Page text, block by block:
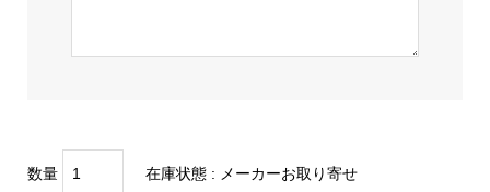
数量 在庫状態 : メーカーお取り寄せ